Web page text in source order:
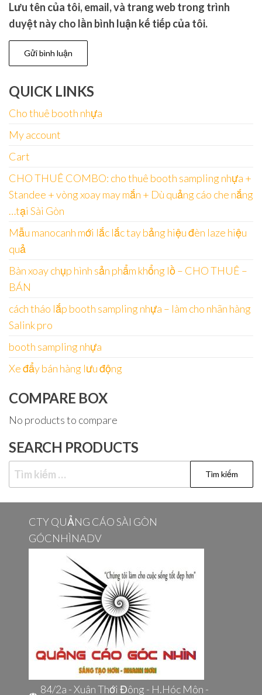
Lưu tên của tôi, email, và trang web trong trình
duyệt này cho lần bình luận kế tiếp của tôi.
QUICK LINKS
Cho thuê booth nhựa
My account
Cart
CHO THUÊ COMBO: cho thuê booth sampling nhựa +
Standee + vòng xoay may mắn + Dù quảng cáo che nắng
…tại Sài Gòn
Mẫu manocanh mới lắc lắc tay bảng hiệu đèn laze hiệu
quả
Bàn xoay chụp hình sản phẩm khổng lồ – CHO THUÊ –
BÁN
cách tháo lắp booth sampling nhựa – làm cho nhãn hàng
Salink pro
booth sampling nhựa
Xe đẩy bán hàng lưu động
COMPARE BOX
No products to compare
SEARCH PRODUCTS
CTY QUẢNG CÁO SÀI GÒN
GÓCNHÌNADV
84/2a - Xuân Thới Đông - H.Hóc Môn -